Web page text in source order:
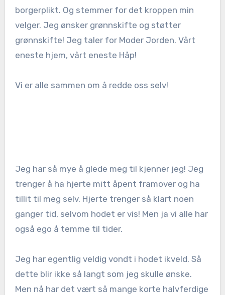
borgerplikt. Og stemmer for det kroppen min
velger. Jeg ønsker grønnskifte og støtter
grønnskifte! Jeg taler for Moder Jorden. Vårt
eneste hjem, vårt eneste Håp!
Vi er alle sammen om å redde oss selv!
Jeg har så mye å glede meg til kjenner jeg! Jeg
trenger å ha hjerte mitt åpent framover og ha
tillit til meg selv. Hjerte trenger så klart noen
ganger tid, selvom hodet er vis! Men ja vi alle har
også ego å temme til tider.
Jeg har egentlig veldig vondt i hodet ikveld. Så
dette blir ikke så langt som jeg skulle ønske.
Men nå har det vært så mange korte halvferdige